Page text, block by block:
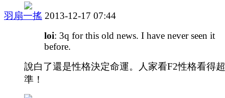
羽扇一搖 2013-12-17 07:44
loi: 3q for this old news. I have never seen it
before.
說白了還是性格決定命運。人家看F2性格看得
準！